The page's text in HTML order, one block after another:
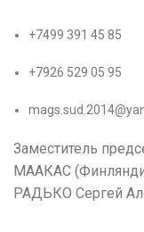
+7499 391 45 85
+7926 529 05 95
Заместитель
МААКАС
РАДЬКО Сергей